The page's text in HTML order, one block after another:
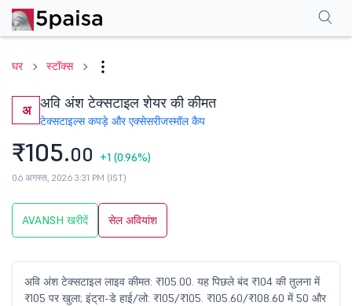
घर स्टॉक्स
अ अवि अंश टेक्सटाइल शेयर की कीमत
टेक्सटाइल्स कपड़े और एक्सेसरीजस्मॉल कैप
₹105.00 +1 (0.96%)
06 अगस्त, 2026 3:31 PM (IST)
AVANSH खरीदें सेल अवियांश
अवि अंश टेक्सटाइल लाइव कीमत: ₹105.00. यह पिछले बंद ₹104 की तुलना में
₹105 पर खुला; इंट्रा-डे हाई/लो: ₹105/₹105. ₹105.60/₹108.60 में 50 और
परफॉर्मेंसफाइनेंशियल्स सामान्य प्रश्न